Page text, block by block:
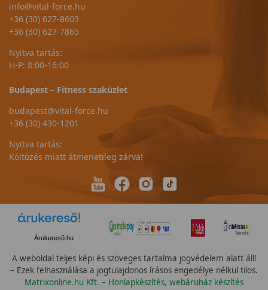
info@vital-force.hu
+36 (30) 627-8603
+36 (30) 627-7865
Nyitva tartás:
H-P: 8:00-16:00
Budapest – Fitness szaküzlet
budapest@vital-force.hu
+36 (30) 430-1201
Nyitva tartás:
Költözés miatt átmenetileg zárva!
Árukereső.hu
A weboldal teljes képi és szöveges tartalma jogvédelem alatt áll!
– Ezek felhasználása a jogtulajdonos írásos engedélye nélkül tilos.
Matrixonline.hu Kft. – Honlapkészítés, webáruház készítés